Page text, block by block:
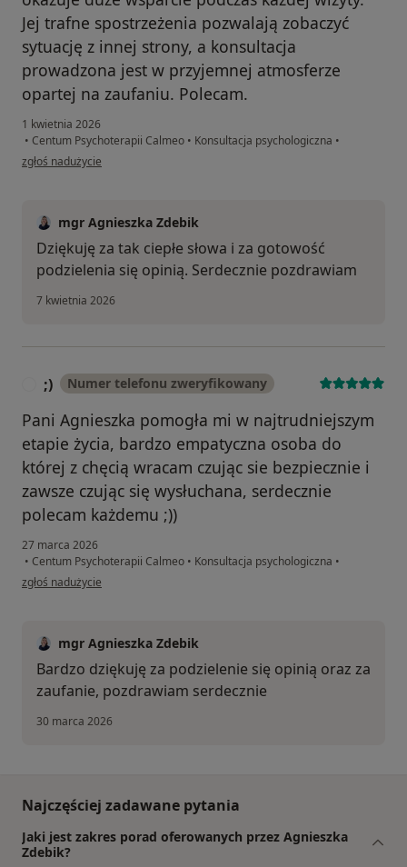
Jej trafne spostrzeżenia pozwalają zobaczyć
sytuację z innej strony, a konsultacja
prowadzona jest w przyjemnej atmosferze
opartej na zaufaniu. Polecam.
1 kwietnia 2026
• Centum Psychoterapii Calmeo • Konsultacja psychologiczna •
w opinii użytkownika AA
zgłoś nadużycie
mgr Agnieszka Zdebik
Dziękuję za tak ciepłe słowa i za gotowość
podzielenia się opinią. Serdecznie pozdrawiam
7 kwietnia 2026
;) Numer telefonu zweryfikowany
Pani Agnieszka pomogła mi w najtrudniejszym
etapie życia, bardzo empatyczna osoba do
której z chęcią wracam czując sie bezpiecznie i
zawsze czując się wysłuchana, serdecznie
polecam każdemu ;))
27 marca 2026
• Centum Psychoterapii Calmeo • Konsultacja psychologiczna •
w opinii użytkownika ;)
zgłoś nadużycie
mgr Agnieszka Zdebik
Bardzo dziękuję za podzielenie się opinią oraz za
zaufanie, pozdrawiam serdecznie
30 marca 2026
Najczęściej zadawane pytania
Jaki jest zakres porad oferowanych przez Agnieszka
Zdebik?